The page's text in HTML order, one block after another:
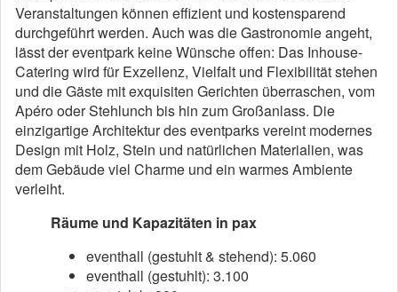
Veranstaltungen können effizient und kostensparend
durchgeführt werden. Auch was die Gastronomie angeht,
lässt der eventpark keine Wünsche offen: Das Inhouse-
Catering wird für Exzellenz, Vielfalt und Flexibilität stehen
und die Gäste mit exquisiten Gerichten überraschen, vom
Apéro oder Stehlunch bis hin zum Großanlass. Die
einzigartige Architektur des eventparks vereint modernes
Design mit Holz, Stein und natürlichen Materialien, was
dem Gebäude viel Charme und ein warmes Ambiente
verleiht.
Räume und Kapazitäten in pax
eventhall (gestuhlt & stehend): 5.060
eventhall (gestuhlt): 3.100